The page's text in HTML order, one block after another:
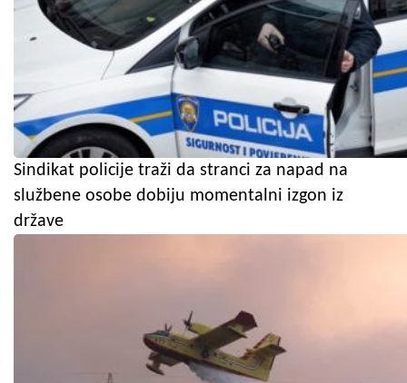
Sindikat policije traži da stranci za napad na
službene osobe dobiju momentalni izgon iz
države